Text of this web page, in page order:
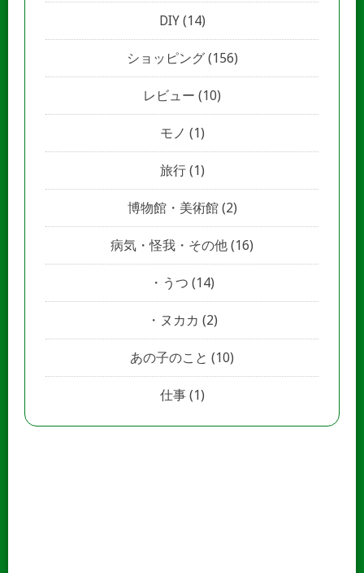
DIY(14)
ショッピング(156)
レビュー (10)
モノ (1)
旅行(1)
博物館・美術館(2)
病気・怪我・その他 (16)
うつ (14)
ヌカカ (2)
あの子のこと (10)
仕事(1)